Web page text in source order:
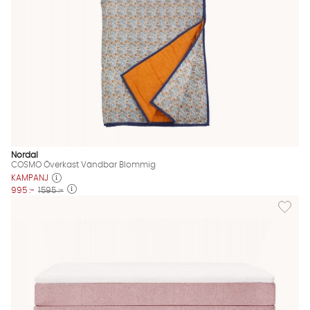
Nordal
COSMO Överkast Vändbar Blommig
KAMPANJ
995 :- 1595 :-
Lägg